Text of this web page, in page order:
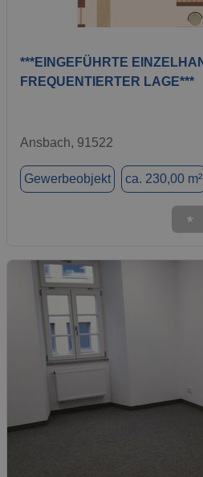
***EINGEFÜHRTE
FREQUENTIERTER LAGE***
Ansbach, 91522
Gewerbeobjekt ca. 230,00 m²
★